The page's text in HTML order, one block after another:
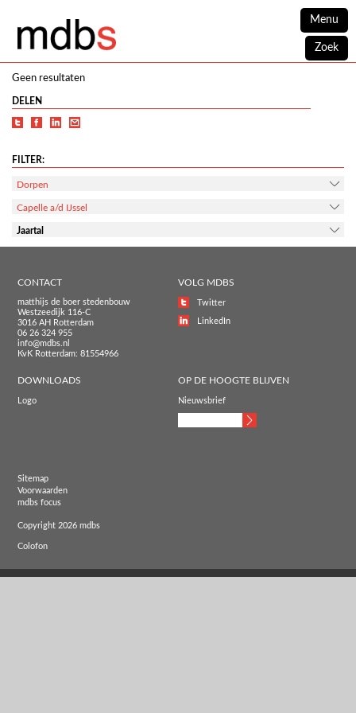
Menu
Zoek
Geen resultaten
DELEN
FILTER:
Dorpen
Capelle a/d IJssel
Jaartal
CONTACT
matthijs de boer stedenbouw
Westzeedijk 116-C
3016 AH Rotterdam
06 26 324 955
info@mdbs.nl
KvK Rotterdam: 81554966
VOLG MDBS
Twitter
LinkedIn
DOWNLOADS
Logo
OP DE HOOGTE BLIJVEN
Nieuwsbrief
Sitemap
Voorwaarden
mdbs focus
Copyright 2026 mdbs
Colofon